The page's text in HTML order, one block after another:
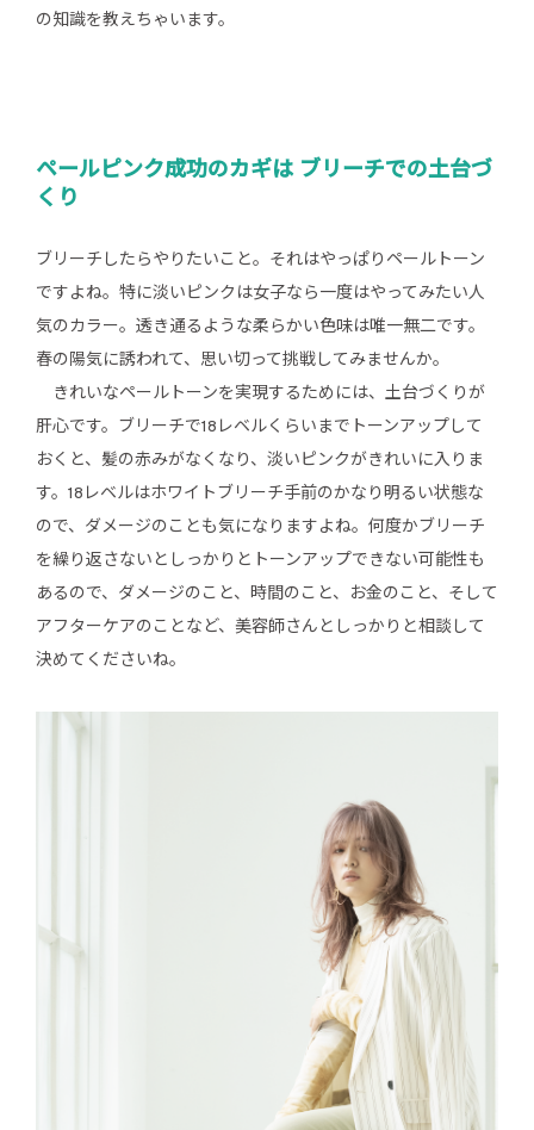
の知識を教えちゃいます。
ペールピンク成功のカギは ブリーチでの土台づ
くり
ブリーチしたらやりたいこと。それはやっぱりペールトーン
ですよね。特に淡いピンクは女子なら一度はやってみたい人
気のカラー。透き通るような柔らかい色味は唯一無二です。
春の陽気に誘われて、思い切って挑戦してみませんか。
きれいなペールトーンを実現するためには、土台づくりが
肝心です。ブリーチで18レベルくらいまでトーンアップして
おくと、髪の赤みがなくなり、淡いピンクがきれいに入りま
す。18レベルはホワイトブリーチ手前のかなり明るい状態な
ので、ダメージのことも気になりますよね。何度かブリーチ
を繰り返さないとしっかりとトーンアップできない可能性も
あるので、ダメージのこと、時間のこと、お金のこと、そして
アフターケアのことなど、美容師さんとしっかりと相談して
決めてくださいね。